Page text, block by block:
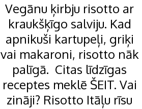
Vegānu ķirbju risotto ar
kraukšķīgo salviju. Kad
apnikuši kartupeļi, griķi
vai makaroni, risotto nāk
palīgā. Citas līdzīgas
receptes meklē ŠEIT. Vai
zināji? Risotto Itāļu rīsu